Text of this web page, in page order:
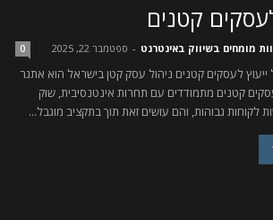
קטנים
מומחים בשיווק באינטרנט - ספטמבר 22, 2025 0
ייעוץ לעסקים קטנים ניהול עסק קטן בישראל הוא אתגר
קטנים מתמודדים עם תחרות אינטנסיבית, שוק
לקוחות גבוהות, והם עושים זאת תוך בתקציב מוגבל...